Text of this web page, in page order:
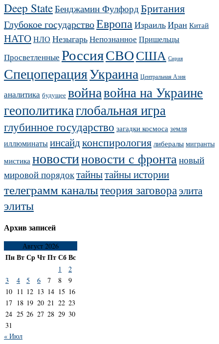
Deep StateБенджамин ФулфордБритания
Глубокое государствоЕвропаИзраильИран Китай
НАТОНЛО НезыгарьНепознанное Пришельцы
Просветленные РоссияСВОСША Сирия
СпецоперацияУкраина Центральная Азия
аналитика будущее войнавойна на Украине
геополитикаглобальная игра
глубинное государство загадки космоса земля
иллюминатыинсайдконспирология либералы мигранты
мистика новостиновости с фронтановый
мировой порядоктайнытайны истории
телеграмм каналытеория заговораэлита
элиты
Архив записей
Август 2026
ПнВтСрЧтПтСбВс
1
2
3
4 5 6 7 8
9
10 11 12 13 14 15 16
17 18 19 20 21 22 23
24 25 26 27 28 29 30
31
« Июл